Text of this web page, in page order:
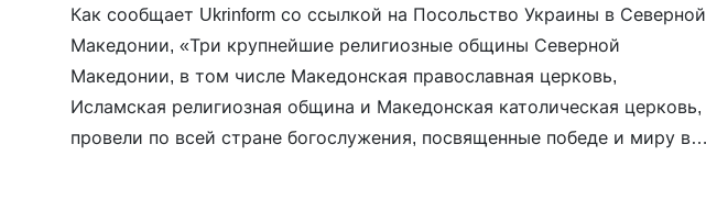
Как сообщает Ukrinform со ссылкой на Посольство Украины в Северной
Македонии, «Три крупнейшие религиозные общины Северной
Македонии, в том числе Македонская православная церковь,
Исламская религиозная община и Македонская католическая церковь,
провели по всей стране богослужения, посвященные победе и миру в